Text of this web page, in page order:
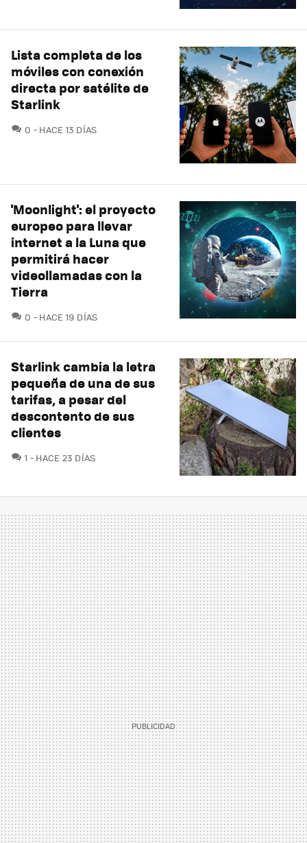
Lista completa de los
móviles con conexión
directa por satélite de
Starlink
0 COMENTARIOS
HACE 13 DÍAS
'Moonlight': el proyecto
europeo para llevar
internet a la Luna que
permitirá hacer
videollamadas con la
Tierra
0 COMENTARIOS
HACE 19 DÍAS
Starlink cambia la letra
pequeña de una de sus
tarifas, a pesar del
descontento de sus
clientes
1 COMENTARIOS
HACE 23 DÍAS